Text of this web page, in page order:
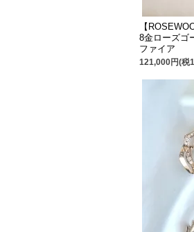
【
8金ローズゴ
ファイア
121,000円(税